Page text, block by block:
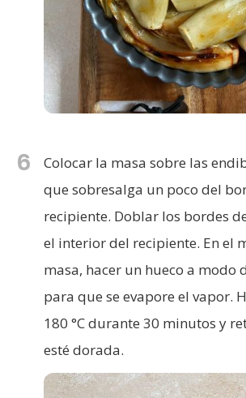
6
Colocar la masa sobre las
que sobresalga un poco del
recipiente. Doblar los bordes
el interior del recipiente. En el
masa, hacer un hueco a modo
para que se evapore el vapor.
180 °C durante 30 minutos y
esté dorada.